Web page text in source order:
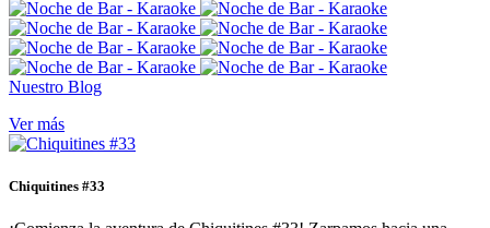
Nuestro Blog
Ver más
Chiquitines #33